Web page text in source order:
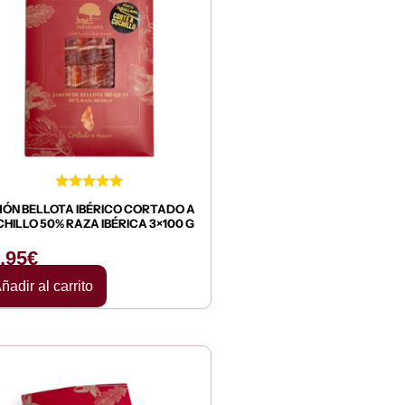
BELLOTA IBÉRICO CORTADO A
50% RAZA IBÉRICA 3×100 G
€
al carrito